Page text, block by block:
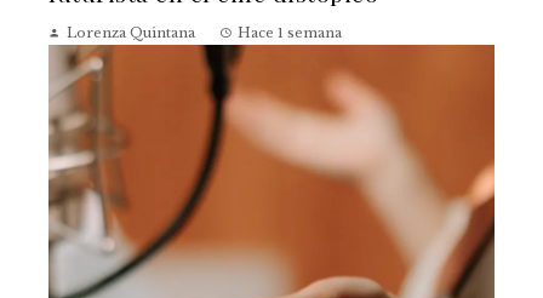
Lorenza Quintana Hace 1 semana